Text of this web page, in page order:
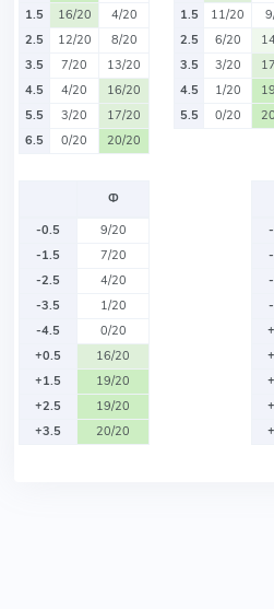
1.5
16/20
4/20
2.5
12/20
8/20
3.5
7/20
13/20
4.5
4/20
16/20
5.5
3/20
17/20
6.5
0/20 20/20
1.5
11/20
2.5
6/20
3.5
3/20
4.5
1/20
5.5
0/20
Ф
-0.5
9/20
-1.5
7/20
-2.5
4/20
-3.5
1/20
-4.5
0/20
+0.5
16/20
+1.5
19/20
+2.5
19/20
+3.5
20/20